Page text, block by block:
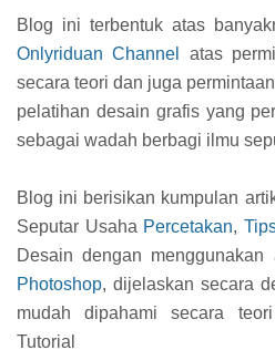
Blog ini terbentuk atas
Onlyriduan Channel
atas
secara teori dan juga
pelatihan desain grafis yang
sebagai wadah berbagi ilmu
Blog ini berisikan kumpulan
Seputar Usaha Percetakan,
Desain dengan menggunakan
Photoshop, dijelaskan secara
mudah dipahami secara
Tutorial